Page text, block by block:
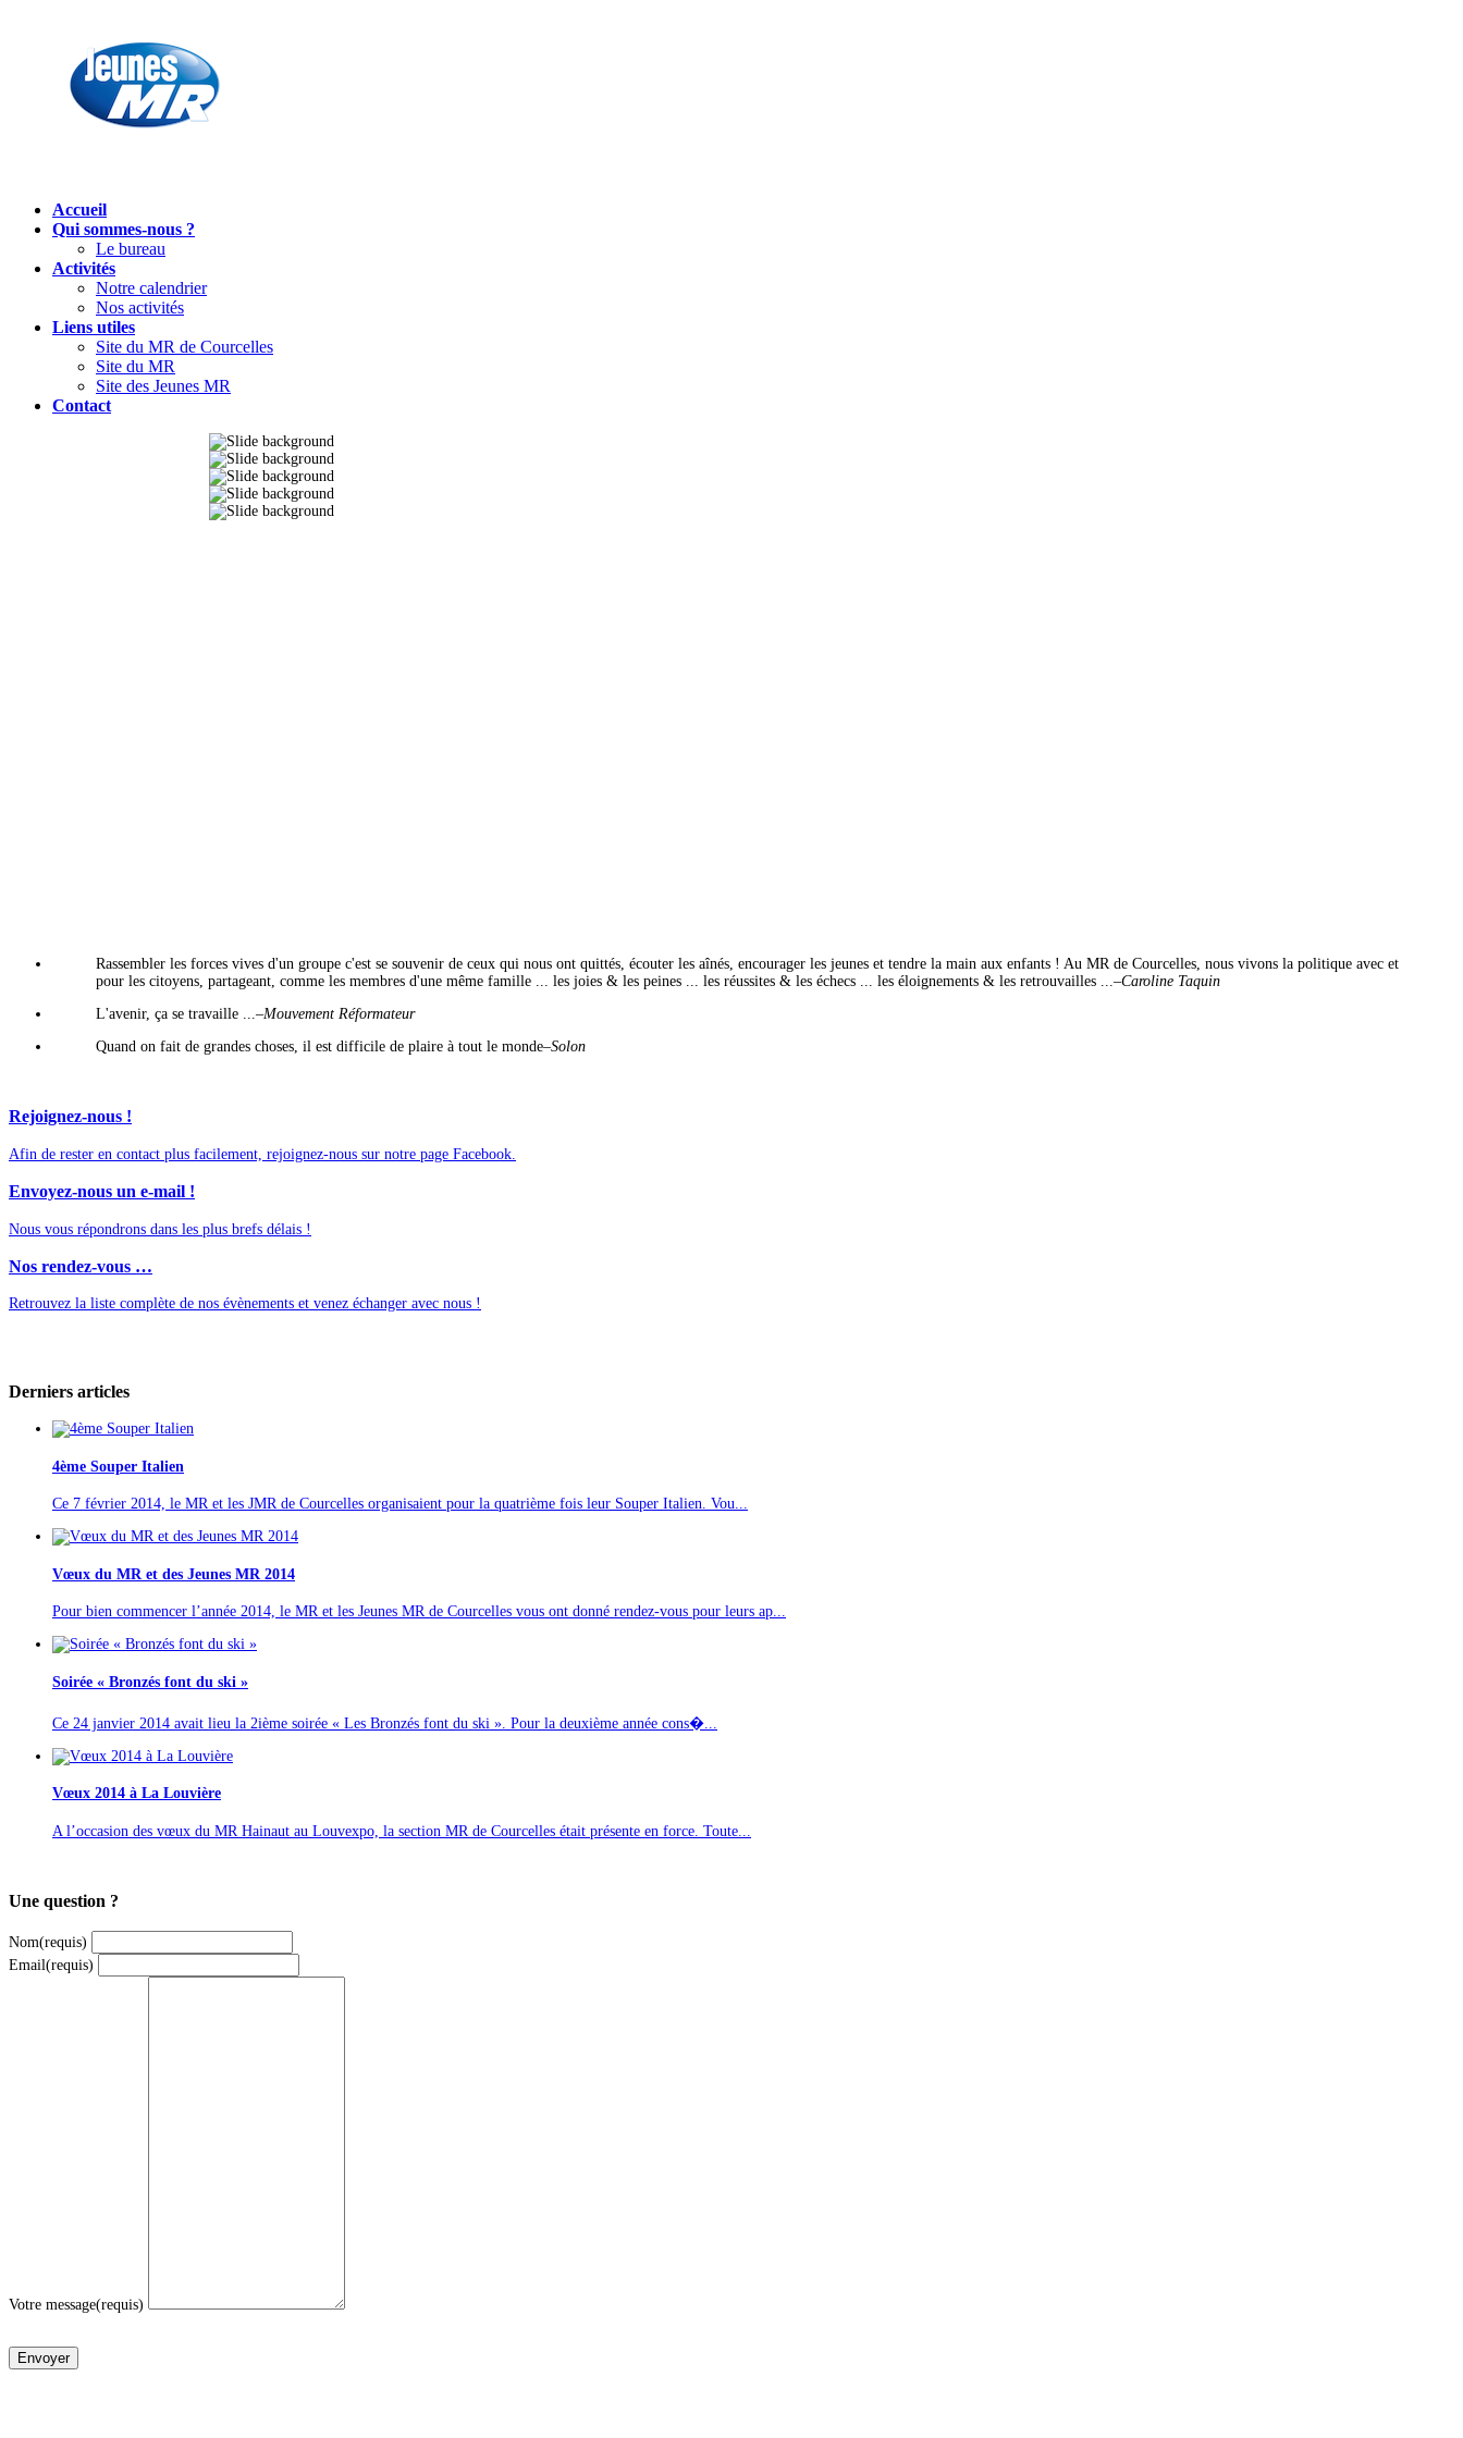
Accueil
Qui sommes-nous ?
Le bureau
Activités
Notre calendrier
Nos activités
Liens utiles
Site du MR de Courcelles
Site du MR
Site des Jeunes MR
Contact
Rassembler les forces vives d'un groupe c'est se souvenir de ceux qui nous ont quittés, écouter les aînés, encourager les jeunes et tendre la main aux enfants ! Au MR de Courcelles, nous vivons la politique avec et
pour les citoyens, partageant, comme les membres d'une même famille ... les joies & les peines ... les réussites & les échecs ... les éloignements & les retrouvailles ...–Caroline Taquin
L'avenir, ça se travaille ...–Mouvement Réformateur
Quand on fait de grandes choses, il est difficile de plaire à tout le monde–Solon
Rejoignez-nous !
Afin de rester en contact plus facilement, rejoignez-nous sur notre page Facebook.
Envoyez-nous un e-mail !
Nous vous répondrons dans les plus brefs délais !
Nos rendez-vous …
Retrouvez la liste complète de nos évènements et venez échanger avec nous !
Derniers articles
4ème Souper Italien
Ce 7 février 2014, le MR et les JMR de Courcelles organisaient pour la quatrième fois leur Souper Italien. Vou...
Vœux du MR et des Jeunes MR 2014
Pour bien commencer l’année 2014, le MR et les Jeunes MR de Courcelles vous ont donné rendez-vous pour leurs ap...
Soirée « Bronzés font du ski »
Ce 24 janvier 2014 avait lieu la 2ième soirée « Les Bronzés font du ski ». Pour la deuxième année cons�...
Vœux 2014 à La Louvière
A l’occasion des vœux du MR Hainaut au Louvexpo, la section MR de Courcelles était présente en force. Toute...
Une question ?
Nom(requis)
Email(requis)
Votre message(requis)